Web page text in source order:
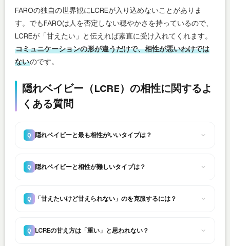
FAROの独自の世界観にLCREが入り込めないことがありま
す。でもFAROは人を否定しない穏やかさを持っているので、
LCREが「甘えたい」と伝えれば素直に受け入れてくれます。
コミュニケーションの形が違うだけで、相性が悪いわけでは
ないのです。
隠れベイビー（LCRE）の相性に関するよ
くある質問
Q 隠れベイビーと最も相性がいいタイプは？
Q 隠れベイビーと相性が難しいタイプは？
Q 「甘えたいけど甘えられない」のを克服するには？
Q LCREの甘え方は「重い」と思われない？